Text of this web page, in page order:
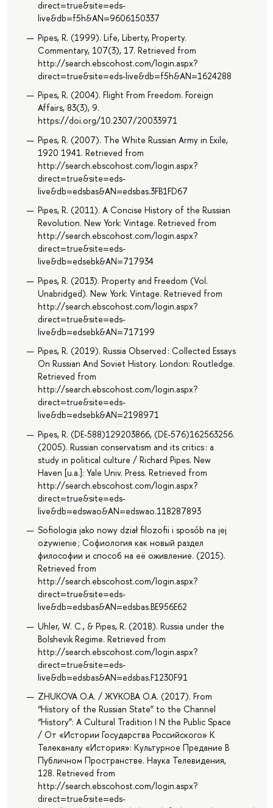
direct=true&site=eds-
live&db=f5h&AN=9606150337
Pipes, R. (1999). Life, Liberty, Property.
Commentary, 107(3), 17. Retrieved from
http://search.ebscohost.com/login.aspx?
direct=true&site=eds-live&db=f5h&AN=1624288
Pipes, R. (2004). Flight From Freedom. Foreign
Affairs, 83(3), 9.
https://doi.org/10.2307/20033971
Pipes, R. (2007). The White Russian Army in Exile,
1920 1941. Retrieved from
http://search.ebscohost.com/login.aspx?
direct=true&site=eds-
live&db=edsbas&AN=edsbas.3FB1FD67
Pipes, R. (2011). A Concise History of the Russian
Revolution. New York: Vintage. Retrieved from
http://search.ebscohost.com/login.aspx?
direct=true&site=eds-
live&db=edsebk&AN=717934
Pipes, R. (2013). Property and Freedom (Vol.
Unabridged). New York: Vintage. Retrieved from
http://search.ebscohost.com/login.aspx?
direct=true&site=eds-
live&db=edsebk&AN=717199
Pipes, R. (2019). Russia Observed : Collected Essays
On Russian And Soviet History. London: Routledge.
Retrieved from
http://search.ebscohost.com/login.aspx?
direct=true&site=eds-
live&db=edsebk&AN=2198971
Pipes, R. (DE-588)129203866, (DE-576)162563256.
(2005). Russian conservatism and its critics : a
study in political culture / Richard Pipes. New
Haven [u.a.]: Yale Univ. Press. Retrieved from
http://search.ebscohost.com/login.aspx?
direct=true&site=eds-
live&db=edswao&AN=edswao.118287893
Sofiologia jako nowy dział filozofii i sposób na jej
ożywienie ; Софиология как новый раздел
философии и способ на её оживление. (2015).
Retrieved from
http://search.ebscohost.com/login.aspx?
direct=true&site=eds-
live&db=edsbas&AN=edsbas.BE956E62
Uhler, W. C., & Pipes, R. (2018). Russia under the
Bolshevik Regime. Retrieved from
http://search.ebscohost.com/login.aspx?
direct=true&site=eds-
live&db=edsbas&AN=edsbas.F1230F91
ZHUKOVA O.A. / ЖУКОВА О.А. (2017). From
“History of the Russian State” to the Channel
“History”: A Cultural Tradition I N the Public Space
/ От «Истории Государства Российского» К
Телеканалу «История»: Культурное Предание В
Публичном Пространстве. Наука Телевидения,
128. Retrieved from
http://search.ebscohost.com/login.aspx?
direct=true&site=eds-